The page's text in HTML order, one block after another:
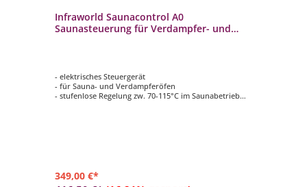
Infraworld Saunacontrol A0
Saunasteuerung für Verdampfer- und
- elektrisches Steuergerät
- für Sauna- und Verdampferöfen
- stufenlose Regelung zw. 70-115°C im Saunabetrieb
349,00 €*